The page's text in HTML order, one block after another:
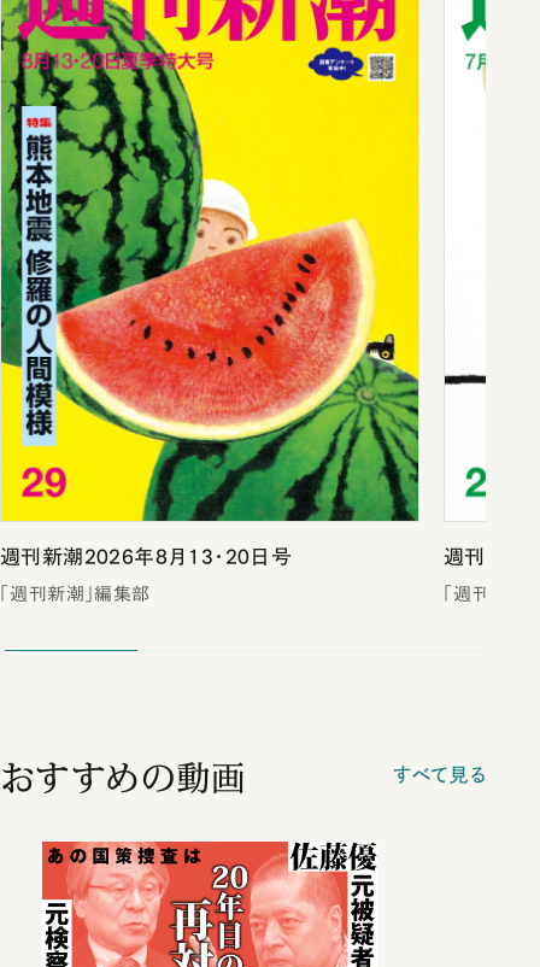
週刊新潮2026年8月13・20日号
「週刊新潮」編集部
週刊新潮
「週刊新潮
おすすめの動画 すべて見る